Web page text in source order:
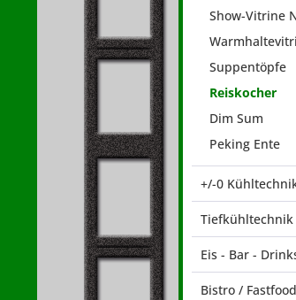
Show-Vitrine
Suppentöpfe
Reiskocher
Dim Sum
Peking Ente
+/-0
Tiefkühltechnik
Eis - Bar -
Bistro / Fastfood